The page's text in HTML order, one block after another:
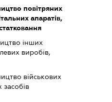
повітряних
апаратів,
інших
виробів,
військових
засобів